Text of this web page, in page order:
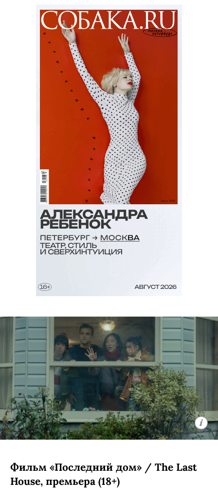
Фильм «Последний дом» / The Last
House, премьера (18+)